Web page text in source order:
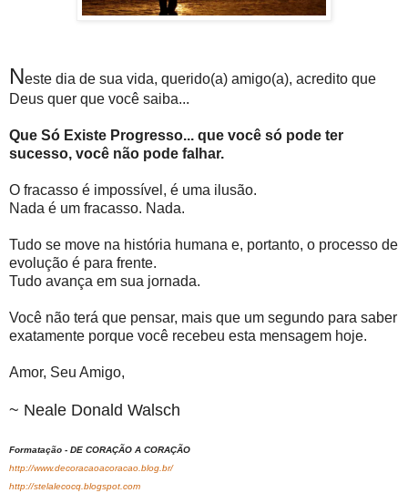
Neste dia de sua vida, querido(a) amigo(a), acredito que
Deus quer que você saiba...
Que Só Existe Progresso... que você só pode ter
sucesso, você não pode falhar.
O fracasso é impossível, é uma ilusão.
Nada é um fracasso. Nada.
Tudo se move na história humana e, portanto, o processo de
evolução é para frente.
Tudo avança em sua jornada.
Você não terá que pensar, mais que um segundo para saber
exatamente porque você recebeu esta mensagem hoje.
Amor, Seu Amigo,
~ Neale Donald Walsch
Formatação - DE CORAÇÃO A CORAÇÃO
http://www.decoracaoacoracao.blog.br/
http://stelalecocq.blogspot.com